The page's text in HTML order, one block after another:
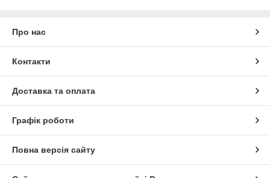
Про нас
Контакти
Доставка та оплата
Графік роботи
Повна версія сайту